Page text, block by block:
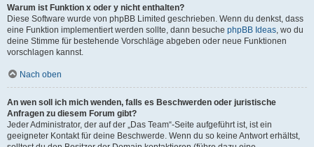
Warum ist Funktion x oder y nicht enthalten?
Diese Software wurde von phpBB Limited geschrieben. Wenn du denkst, dass
eine Funktion implementiert werden sollte, dann besuche phpBB Ideas, wo du
deine Stimme für bestehende Vorschläge abgeben oder neue Funktionen
vorschlagen kannst.
Nach oben
An wen soll ich mich wenden, falls es Beschwerden oder juristische
Anfragen zu diesem Forum gibt?
Jeder Administrator, der auf der „Das Team“-Seite aufgeführt ist, ist ein
geeigneter Kontakt für deine Beschwerde. Wenn du so keine Antwort erhältst,